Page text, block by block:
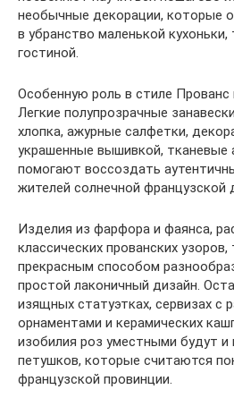
необычные декорации, которые
в убранство маленькой
гостиной.
Особенную роль в стиле Прованс
Легкие полупрозрачные
хлопка, ажурные салфетки,
украшенные вышивкой, тканевые
помогают воссоздать
жителей солнечной французской
Изделия из фарфора и фаянса,
классических прованских
прекрасным способом
простой лаконичный дизайн.
изящных статуэтках, сервизах с
орнаментами и керамических
изобилия роз уместными будут
петушков, которые считаются
французской провинции.